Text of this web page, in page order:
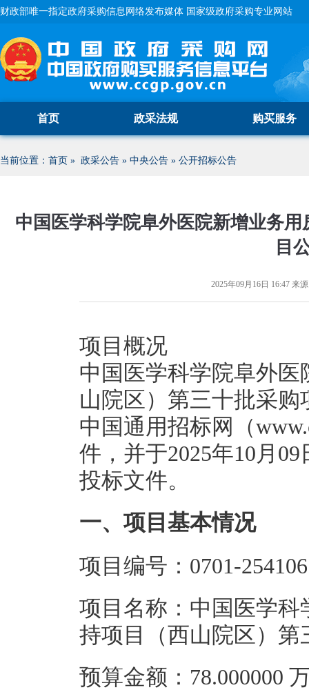
财政部唯一指定政府采购信息网络发布媒体 国家级政府采购专业网站
首页 政采法规 购买服务
当前位置： 首页 » 政采公告 » 中央公告 » 公开招标公告
中国医学科学院阜外医院新增业务
目
2025年09月16日 16:47 来
项目概况
中国医学科学院阜外
山院区）第三十批采
中国通用招标网（
件，并于2025年10月
投标文件。
一、项目基本情况
项目编号：0701-
项目名称：中国医学
持项目（西山院区）第
预算金额：78.000000